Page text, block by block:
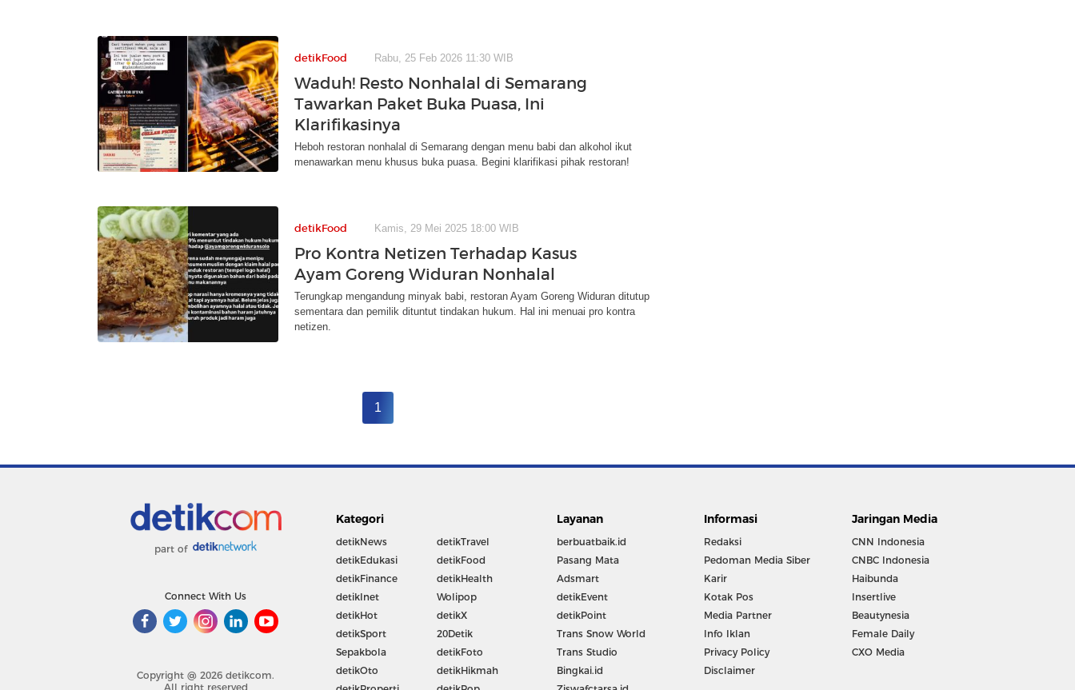
detikFood Rabu, 25 Feb 2026 11:30 WIB
Waduh! Resto Nonhalal di Semarang
Tawarkan Paket Buka Puasa, Ini
Klarifikasinya
Heboh restoran nonhalal di Semarang dengan menu babi dan alkohol ikut
menawarkan menu khusus buka puasa. Begini klarifikasi pihak restoran!
detikFood Kamis, 29 Mei 2025 18:00 WIB
Pro Kontra Netizen Terhadap Kasus
Ayam Goreng Widuran Nonhalal
Terungkap mengandung minyak babi, restoran Ayam Goreng Widuran ditutup
sementara dan pemilik dituntut tindakan hukum. Hal ini menuai pro kontra
netizen.
1
part of
Connect With Us
Copyright @ 2026 detikcom.
All right reserved
Kategori
detikNews
detikEdukasi
detikFinance
detikInet
detikHot
detikSport
Sepakbola
detikOto
detikTravel
detikFood
detikHealth
Wolipop
detikX
20Detik
detikFoto
detikHikmah
Layanan
berbuatbaik.id
Pasang Mata
Adsmart
detikEvent
detikPoint
Trans Snow World
Trans Studio
Bingkai.id
Informasi
Redaksi
Pedoman Media Siber
Karir
Kotak Pos
Media Partner
Info Iklan
Privacy Policy
Disclaimer
Jaringan Media
CNN Indonesia
CNBC Indonesia
Haibunda
Insertlive
Beautynesia
Female Daily
CXO Media